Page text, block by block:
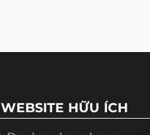
WEBSITE HỮU ÍCH